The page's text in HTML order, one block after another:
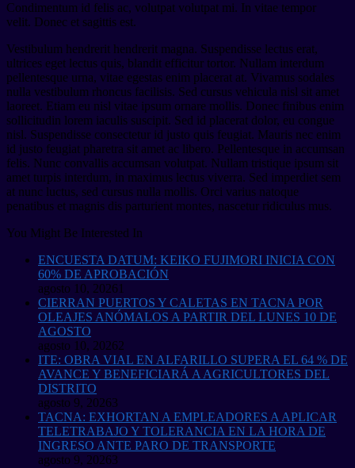
Condimentum id felis ac, volutpat volutpat mi. In vitae tempor
velit. Donec et sagittis est.
Vestibulum hendrerit hendrerit magna. Suspendisse lectus erat,
ultrices eget lectus quis, blandit efficitur tortor. Nullam interdum
pellentesque urna, vitae egestas enim placerat at. Vivamus sodales
nulla vestibulum rhoncus facilisis. Sed cursus vehicula nisl sit amet
laoreet. Etiam eu nisl vitae ipsum ornare mollis. Donec finibus enim
sollicitudin lorem iaculis suscipit. Sed id placerat dolor, eu congue
nisl. Suspendisse consectetur id justo quis feugiat. Mauris nec enim
id justo feugiat pharetra sit amet ac libero. Pellentesque in accumsan
felis. Nunc convallis accumsan volutpat. Nullam tristique ipsum sit
amet turpis interdum, in maximus lectus viverra. Sed imperdiet sem
at nunc luctus, sed cursus nulla mollis. Orci varius natoque
penatibus et magnis dis parturient montes, nascetur ridiculus mus.
You Might Be Interested In
ENCUESTA DATUM: KEIKO FUJIMORI INICIA CON
60% DE APROBACIÓN
agosto 10, 20261
CIERRAN PUERTOS Y CALETAS EN TACNA POR
OLEAJES ANÓMALOS A PARTIR DEL LUNES 10 DE
AGOSTO
agosto 10, 20262
ITE: OBRA VIAL EN ALFARILLO SUPERA EL 64 % DE
AVANCE Y BENEFICIARÁ A AGRICULTORES DEL
DISTRITO
agosto 9, 20263
TACNA: EXHORTAN A EMPLEADORES A APLICAR
TELETRABAJO Y TOLERANCIA EN LA HORA DE
INGRESO ANTE PARO DE TRANSPORTE
agosto 9, 20263